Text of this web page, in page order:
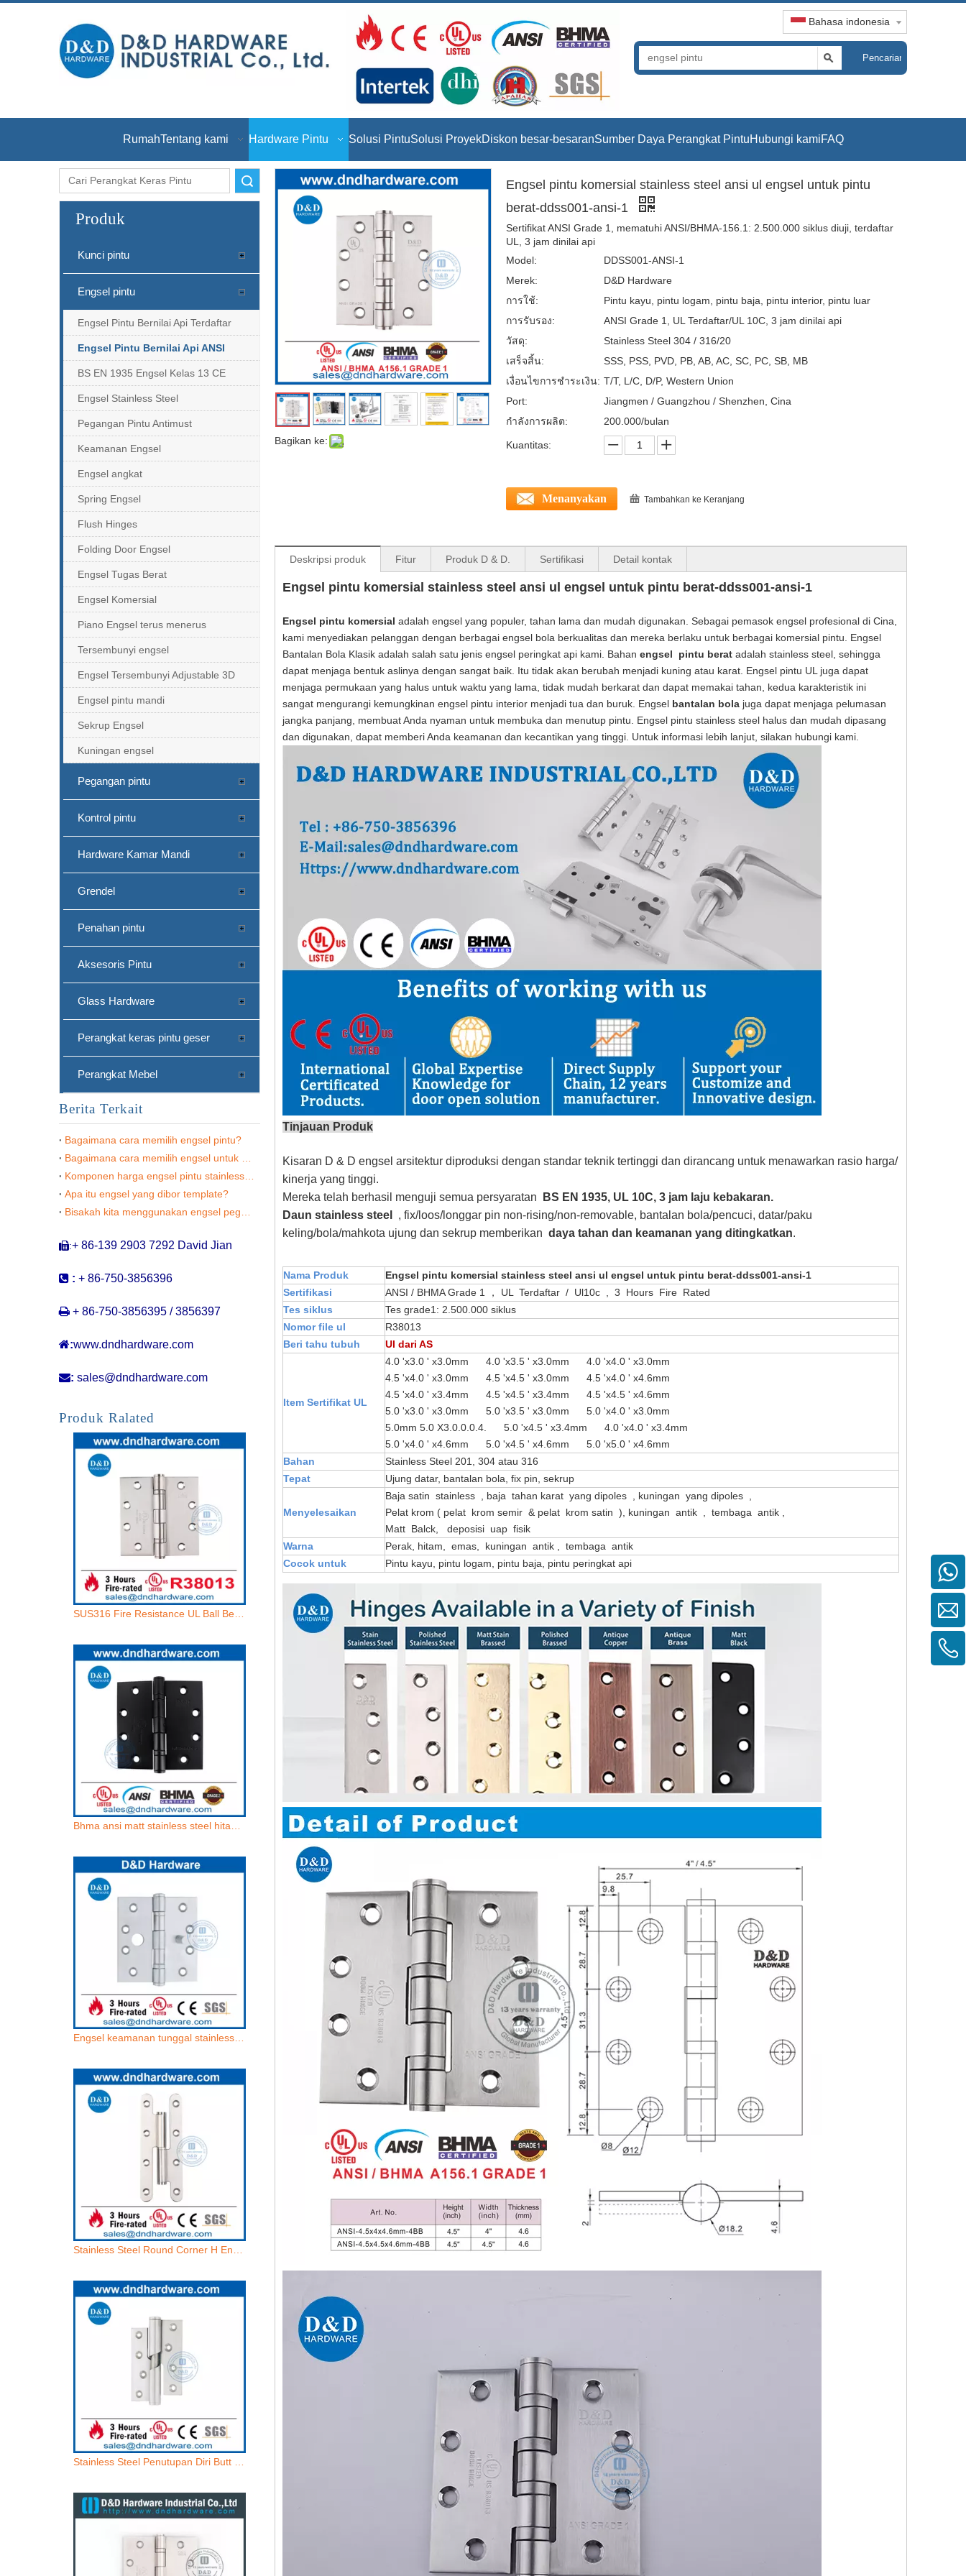
Bahasa indonesia
Pencarian
RumahTentang kami Hardware Pintu Solusi PintuSolusi ProyekDiskon besar-besaranSumber Daya Perangkat PintuHubungi kamiFAQ
Pencarian
Produk
Kunci pintu
Engsel pintu
Engsel Pintu Bernilai Api Terdaftar
Engsel Pintu Bernilai Api ANSI
BS EN 1935 Engsel Kelas 13 CE
Engsel Stainless Steel
Pegangan Pintu Antimust
Keamanan Engsel
Engsel angkat
Spring Engsel
Flush Hinges
Folding Door Engsel
Engsel Tugas Berat
Engsel Komersial
Piano Engsel terus menerus
Tersembunyi engsel
Engsel Tersembunyi Adjustable 3D
Engsel pintu mandi
Sekrup Engsel
Kuningan engsel
Pegangan pintu
Kontrol pintu
Hardware Kamar Mandi
Grendel
Penahan pintu
Aksesoris Pintu
Glass Hardware
Perangkat keras pintu geser
Perangkat Mebel
Berita Terkait
Bagaimana cara memilih engsel pintu?
Apa itu engsel yang dibor template?
:+ 86-139 2903 7292 David Jian
 : + 86-750-3856396
 + 86-750-3856395 / 3856397
:www.dndhardware.com
: sales@dndhardware.com
Produk Ralated
Bagikan ke:
Engsel pintu komersial stainless steel ansi ul engsel untuk pintu
berat-ddss001-ansi-1
Sertifikat ANSI Grade 1, mematuhi ANSI/BHMA-156.1: 2.500.000 siklus diuji, terdaftar
UL, 3 jam dinilai api
Model:
DDSS001-ANSI-1
Merek:
D&D Hardware
การใช้:
Pintu kayu, pintu logam, pintu baja, pintu interior, pintu luar
การรับรอง:
ANSI Grade 1, UL Terdaftar/UL 10C, 3 jam dinilai api
วัสดุ:
Stainless Steel 304 / 316/20
เสร็จสิ้น:
SSS, PSS, PVD, PB, AB, AC, SC, PC, SB, MB
เงื่อนไขการชำระเงิน: T/T, L/C, D/P, Western Union
Port:
Jiangmen / Guangzhou / Shenzhen, Cina
กำลังการผลิต:
200.000/bulan
Kuantitas:
Menanyakan Tambahkan ke Keranjang
Deskripsi produk Fitur Produk D & D. Sertifikasi Detail kontak
Engsel pintu komersial stainless steel ansi ul engsel untuk pintu berat-ddss001-ansi-1
Engsel pintu komersial adalah engsel yang populer, tahan lama dan mudah digunakan. Sebagai pemasok engsel profesional di Cina,
kami menyediakan pelanggan dengan berbagai engsel bola berkualitas dan mereka berlaku untuk berbagai komersial pintu. Engsel
Bantalan Bola Klasik adalah salah satu jenis engsel peringkat api kami. Bahan engsel pintu berat adalah stainless steel, sehingga
dapat menjaga bentuk aslinya dengan sangat baik. Itu tidak akan berubah menjadi kuning atau karat. Engsel pintu UL juga dapat
menjaga permukaan yang halus untuk waktu yang lama, tidak mudah berkarat dan dapat memakai tahan, kedua karakteristik ini
sangat mengurangi kemungkinan engsel pintu interior menjadi tua dan buruk. Engsel bantalan bola juga dapat menjaga pelumasan
jangka panjang, membuat Anda nyaman untuk membuka dan menutup pintu. Engsel pintu stainless steel halus dan mudah dipasang
dan digunakan, dapat memberi Anda keamanan dan kecantikan yang tinggi. Untuk informasi lebih lanjut, silakan hubungi kami.
Tinjauan Produk
Kisaran D & D engsel arsitektur diproduksi dengan standar teknik tertinggi dan dirancang untuk menawarkan rasio harga/
kinerja yang tinggi.
Mereka telah berhasil menguji semua persyaratan
BS EN 1935, UL 10C, 3 jam laju kebakaran.
Daun stainless steel , fix/loos/longgar pin non-rising/non-removable, bantalan bola/pencuci, datar/paku
keling/bola/mahkota ujung dan sekrup memberikan daya tahan dan keamanan yang ditingkatkan.
Nama Produk
Engsel pintu komersial stainless steel ansi ul engsel untuk pintu berat-ddss001-ansi-1
Sertifikasi
ANSI / BHMA Grade 1 ， UL Terdaftar / Ul10c , 3 Hours Fire Rated
Tes siklus
Tes grade1: 2.500.000 siklus
Nomor file ul
R38013
Beri tahu tubuh
Ul dari AS
Item Sertifikat UL
4.0 'x3.0 ' x3.0mm 4.0 'x3.5 ' x3.0mm 4.0 'x4.0 ' x3.0mm
4.5 'x4.0 ' x3.0mm 4.5 'x4.5 ' x3.0mm 4.5 'x4.0 ' x4.6mm
4.5 'x4.0 ' x3.4mm 4.5 'x4.5 ' x3.4mm 4.5 'x4.5 ' x4.6mm
5.0 'x3.0 ' x3.0mm 5.0 'x3.5 ' x3.0mm 5.0 'x4.0 ' x3.0mm
5.0mm 5.0 X3.0.0.0.4. 5.0 'x4.5 ' x3.4mm 4.0 'x4.0 ' x3.4mm
5.0 'x4.0 ' x4.6mm 5.0 'x4.5 ' x4.6mm 5.0 'x5.0 ' x4.6mm
Bahan
Stainless Steel 201, 304 atau 316
Tepat
Ujung datar, bantalan bola, fix pin, sekrup
Menyelesaikan
Baja satin stainless , baja tahan karat yang dipoles , kuningan yang dipoles ,
Pelat krom ( pelat krom semir & pelat krom satin ), kuningan antik , tembaga antik ,
Matt Balck, deposisi uap fisik
Warna
Perak, hitam, emas, kuningan antik , tembaga antik
Cocok untuk
Pintu kayu, pintu logam, pintu baja, pintu peringkat api